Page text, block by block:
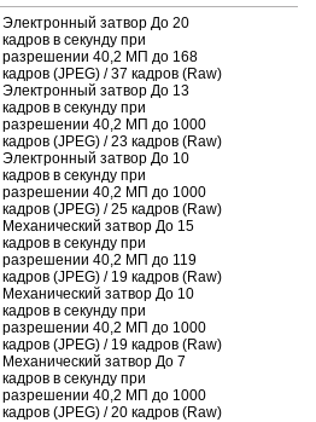
Электронный затвор До 20
кадров в секунду при
разрешении 40,2 МП до 168
кадров (JPEG) / 37 кадров (Raw)
Электронный затвор До 13
кадров в секунду при
разрешении 40,2 МП до 1000
кадров (JPEG) / 23 кадров (Raw)
Электронный затвор До 10
кадров в секунду при
разрешении 40,2 МП до 1000
кадров (JPEG) / 25 кадров (Raw)
Механический затвор До 15
кадров в секунду при
разрешении 40,2 МП до 119
кадров (JPEG) / 19 кадров (Raw)
Механический затвор До 10
кадров в секунду при
разрешении 40,2 МП до 1000
кадров (JPEG) / 19 кадров (Raw)
Механический затвор До 7
кадров в секунду при
разрешении 40,2 МП до 1000
кадров (JPEG) / 20 кадров (Raw)